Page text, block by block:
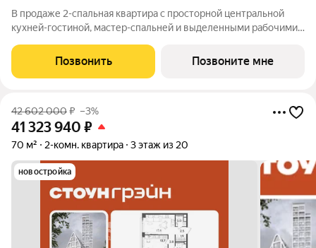
В продаже 2-спальная квартира с просторной центральной
кухней-гостиной, мастер-спальней и выделенными рабочими
комната. Дополнительные преимущества - панорамное
остекление и вид на озелененную
Позвонить Позвоните мне
42 602 000₽ –3%
41 323 940 ₽
70 м² 2-комн. квартира 3 этаж из 20
новостройка